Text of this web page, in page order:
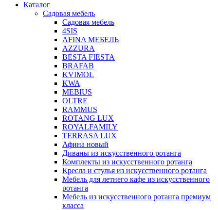
Каталог
Садовая мебель
Садовая мебель
4SIS
AFINA МЕБЕЛЬ
AZZURA
BESTA FIESTA
BRAFAB
KVIMOL
KWA
MEBIUS
OLTRE
RAMMUS
ROTANG LUX
ROYALFAMILY
TERRASA LUX
Афина новый
Диваны из искусственного ротанга
Комплекты из искусственного ротанга
Кресла и стулья из искусственного ротанга
Мебель для летнего кафе из искусственного
ротанга
Мебель из искусственного ротанга премиум
класса